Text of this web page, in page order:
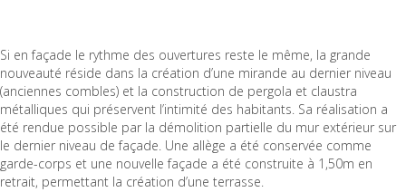
Si en façade le rythme des ouvertures reste le même, la grande
nouveauté réside dans la création d’une mirande au dernier niveau
(anciennes combles) et la construction de pergola et claustra
métalliques qui préservent l’intimité des habitants. Sa réalisation a
été rendue possible par la démolition partielle du mur extérieur sur
le dernier niveau de façade. Une allège a été conservée comme
garde-corps et une nouvelle façade a été construite à 1,50m en
retrait, permettant la création d’une terrasse.